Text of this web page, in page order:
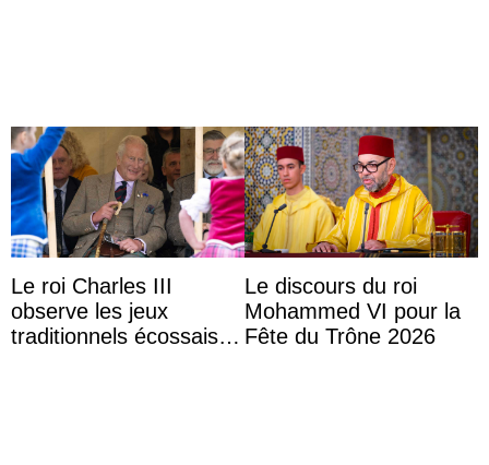
Le roi Charles III
observe les jeux
traditionnels écossais
Le discours du roi
Mohammed VI pour la
Fête du Trône 2026